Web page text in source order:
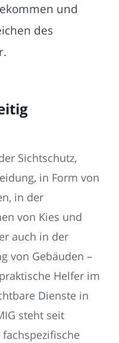
und
des
Sichtschutz,
in Form von
in der
von Kies und
auch in der
von Gebäuden –
Helfer im
Dienste in
steht seit